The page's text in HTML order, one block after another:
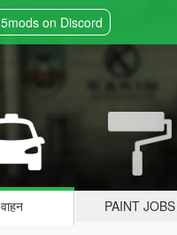
5mods on Discord
वाहन PAINT JOBS